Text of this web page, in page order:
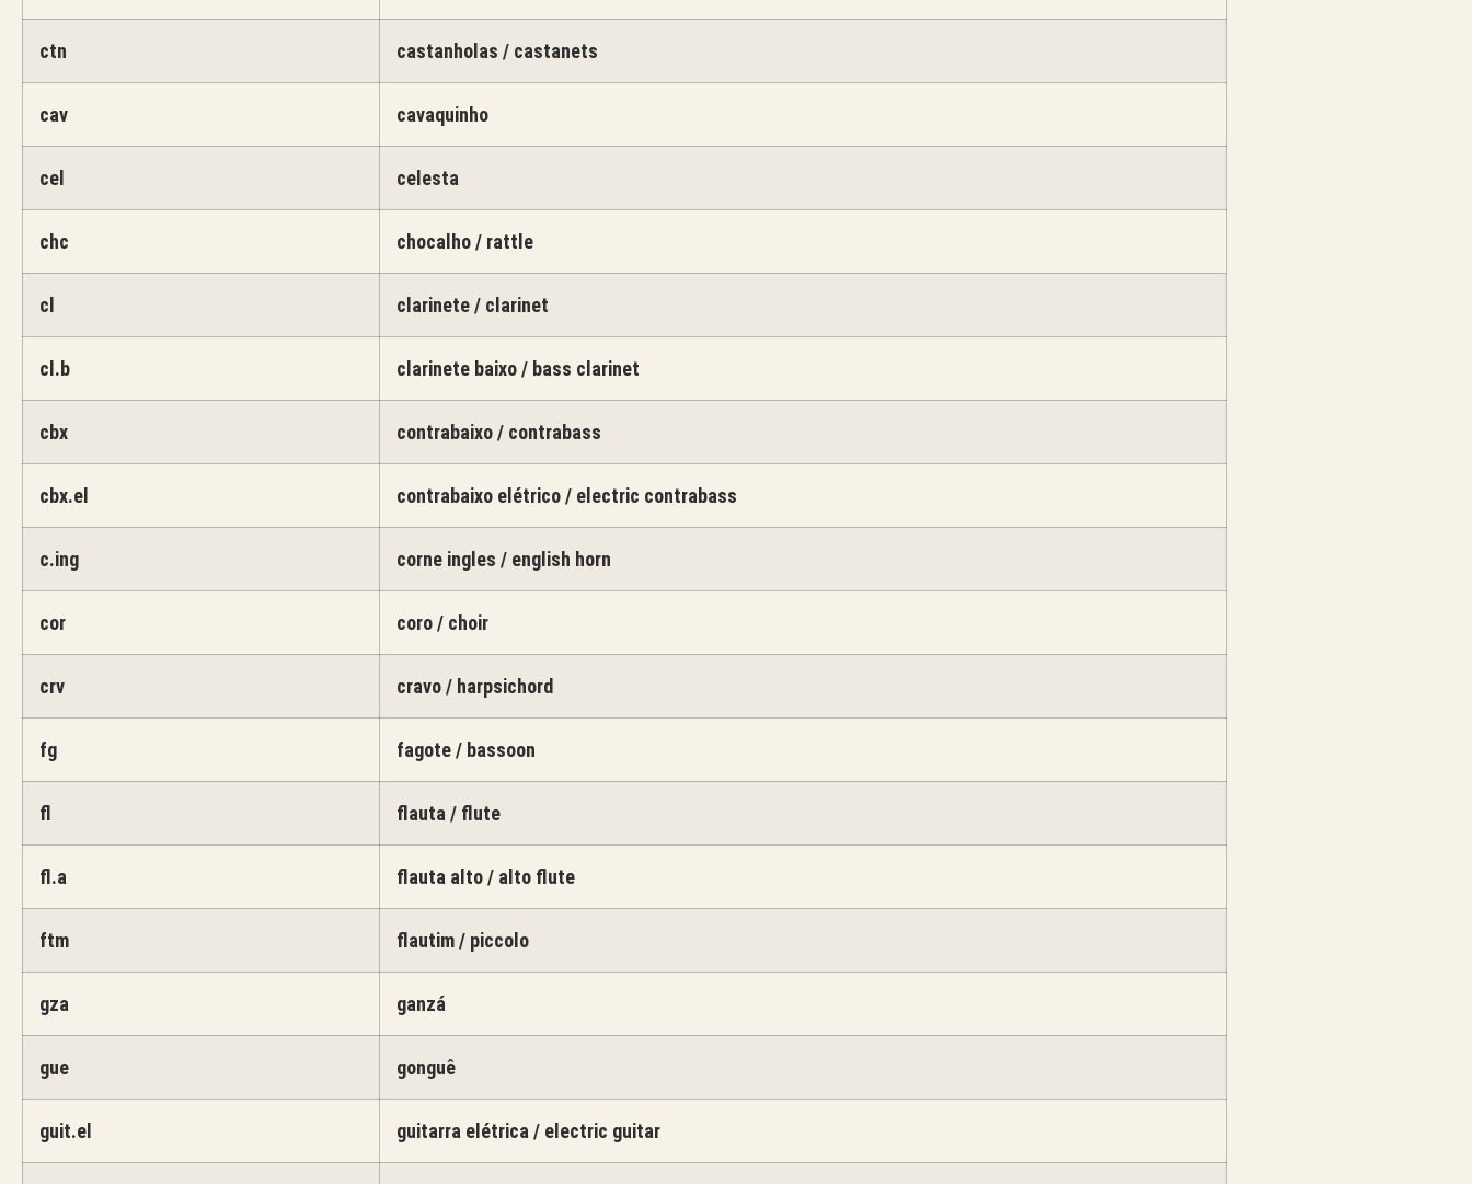
ctn castanholas / castanets
cav cavaquinho
cel celesta
chc chocalho / rattle
cl clarinete / clarinet
cl.b clarinete baixo / bass clarinet
cbx contrabaixo / contrabass
cbx.el contrabaixo elétrico / electric contrabass
c.ing corne ingles / english horn
cor coro / choir
crv cravo / harpsichord
fg fagote / bassoon
fl flauta / flute
fl.a flauta alto / alto flute
ftm flautim / piccolo
gza ganzá
gue gonguê
guit.el guitarra elétrica / electric guitar